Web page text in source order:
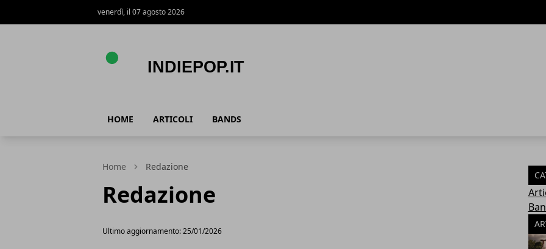
venerdì, il 07 agosto 2026
HOME ARTICOLI BANDS
Home Redazione
Redazione
Ultimo aggiornamento: 25/01/2026